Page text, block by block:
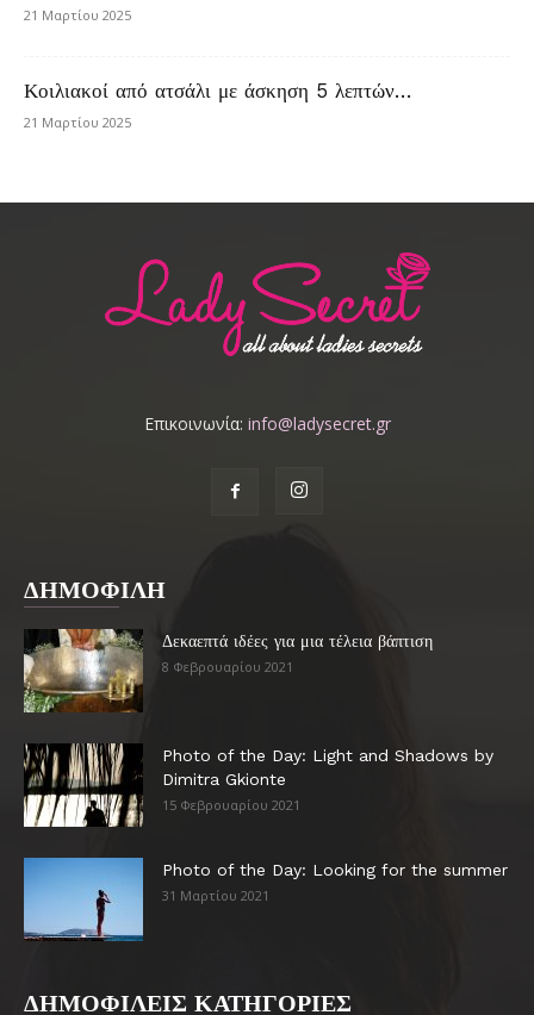
21 Μαρτίου 2025
Κοιλιακοί από ατσάλι με άσκηση 5 λεπτών…
21 Μαρτίου 2025
Επικοινωνία: info@ladysecret.gr
ΔΗΜΟΦΙΛΗ
Δεκαεπτά ιδέες για μια τέλεια βάπτιση
8 Φεβρουαρίου 2021
Photo of the Day: Light and Shadows by
Dimitra Gkionte
15 Φεβρουαρίου 2021
Photo of the Day: Looking for the summer
31 Μαρτίου 2021
ΔΗΜΟΦΙΛΕΙΣ ΚΑΤΗΓΟΡΙΕΣ